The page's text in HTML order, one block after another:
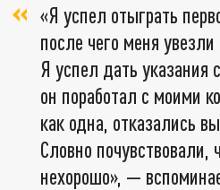
«Я успел отыграть
после чего меня
Я успел дать
он поработал с моими
как одна, отказались
Словно почувствовали,
нехорошо», —